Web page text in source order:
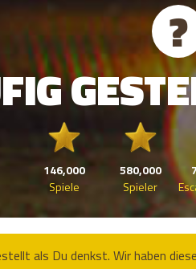
?
146,000
Spiele
580,000
Spieler
als Du denkst. Wir haben